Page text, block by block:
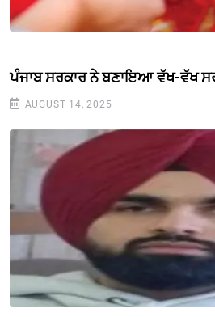
ਪੰਜਾਬ ਸਰਕਾਰ ਨੇ ਬਣਾਇਆ ਵੱਖ-ਵੱਖ
AUGUST 14, 2025